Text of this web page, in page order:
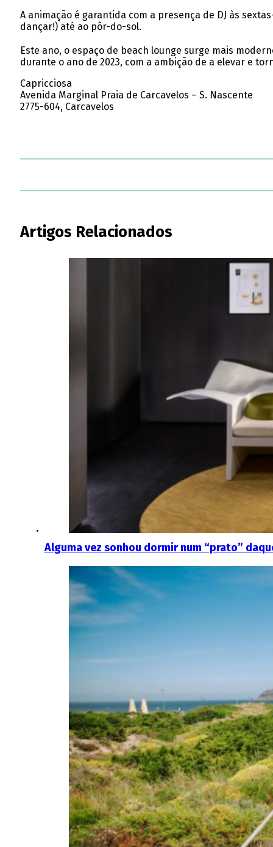
A animação é garantida com a presença de DJ às
dançar!) até ao pôr-do-sol.
Este ano, o espaço de beach lounge surge mais
durante o ano de 2023, com a ambição de a elevar e
Capricciosa
Avenida Marginal Praia de Carcavelos – S. Nascente
2775-604, Carcavelos
Artigos Relacionados
Alguma vez sonhou dormir num “prato”